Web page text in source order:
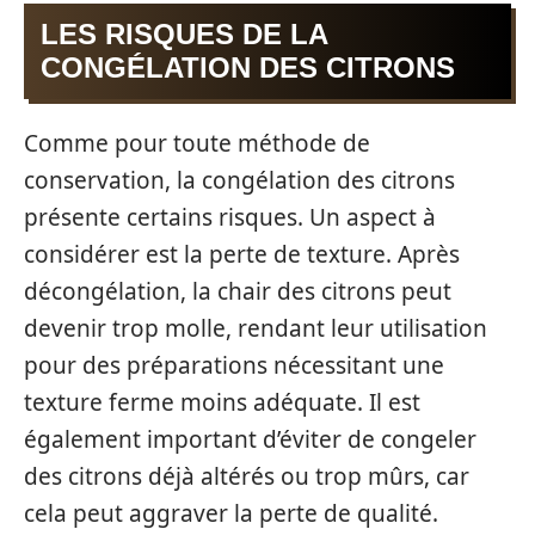
LES RISQUES DE LA
CONGÉLATION DES CITRONS
Comme pour toute méthode de
conservation, la congélation des citrons
présente certains risques. Un aspect à
considérer est la perte de texture. Après
décongélation, la chair des citrons peut
devenir trop molle, rendant leur utilisation
pour des préparations nécessitant une
texture ferme moins adéquate. Il est
également important d’éviter de congeler
des citrons déjà altérés ou trop mûrs, car
cela peut aggraver la perte de qualité.